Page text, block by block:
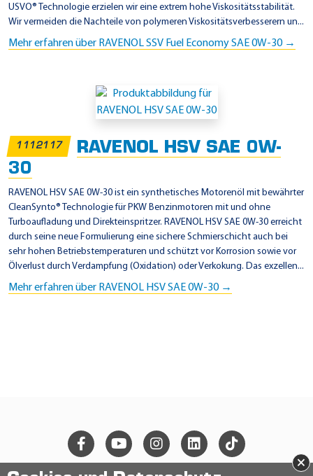
b
i
e
O
L
V
O
V
C
C
9
USVO® Technologie erzielen wir eine extrem hohe Viskositätsstabilität.
Wir vermeiden die Nachteile von polymeren Viskositätsverbesserern un...
Mehr erfahren über RAVENOL SSV Fuel Economy SAE 0W-30 →
1112117
RAVENOL HSV SAE 0W-
30
RAVENOL HSV SAE 0W-30 ist ein synthetisches Motorenöl mit bewährter
CleanSynto® Technologie für PKW Benzinmotoren mit und ohne
Turboaufladung und Direkteinspritzer. RAVENOL HSV SAE 0W-30 erreicht
durch seine neue Formulierung eine sichere Schmierschicht auch bei
sehr hohen Betriebstemperaturen und schützt vor Korrosion sowie vor
Ölverlust durch Verdampfung (Oxidation) oder Verkokung. Das exzellen...
Mehr erfahren über RAVENOL HSV SAE 0W-30 →
×